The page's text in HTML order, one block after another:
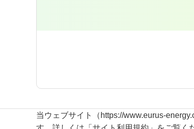
当ウェブサイト（https://www.eurus-